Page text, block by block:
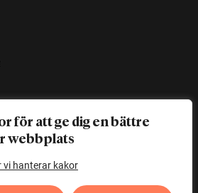
för att ge dig en bättre
webbplats
vi hanterar kakor